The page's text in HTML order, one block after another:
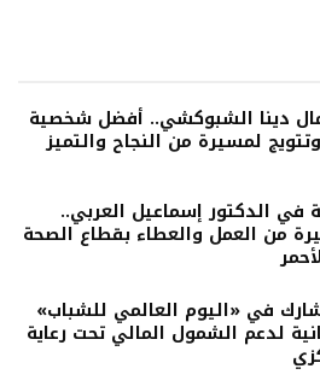
دينا الشبوكشي.. أفضل شخصية
في الدكتور إسماعيل العربي..
من العمل والعطاء بقطاع الصحة
في «اليوم العالمي للشباب»
لدعم الشمول المالي تحت رعاية